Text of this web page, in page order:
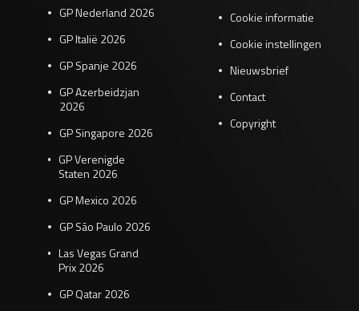
GP Nederland 2026
GP Italië 2026
GP Spanje 2026
GP Azerbeidzjan
2026
GP Singapore 2026
GP Verenigde
Staten 2026
GP Mexico 2026
GP São Paulo 2026
Las Vegas Grand
Prix 2026
GP Qatar 2026
Cookie informatie
Cookie instellingen
Nieuwsbrief
Contact
Copyright